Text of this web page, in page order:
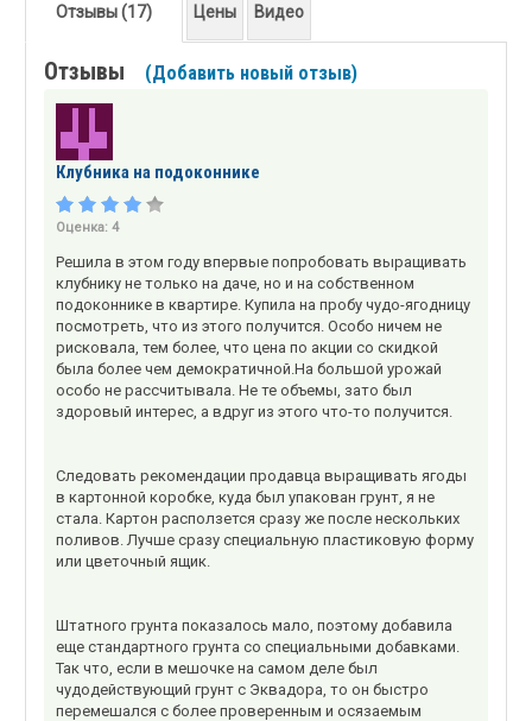
Отзывы (17) Цены Видео
Отзывы (Добавить новый отзыв)
Клубника на подоконнике
Оценка: 4
Решила в этом году впервые попробовать выращивать
клубнику не только на даче, но и на собственном
подоконнике в квартире. Купила на пробу чудо-ягодницу
посмотреть, что из этого получится. Особо ничем не
рисковала, тем более, что цена по акции со скидкой
была более чем демократичной.На большой урожай
особо не рассчитывала. Не те объемы, зато был
здоровый интерес, а вдруг из этого что-то получится.
Следовать рекомендации продавца выращивать ягоды
в картонной коробке, куда был упакован грунт, я не
стала. Картон расползется сразу же после нескольких
поливов. Лучше сразу специальную пластиковую форму
или цветочный ящик.
Штатного грунта показалось мало, поэтому добавила
еще стандартного грунта со специальными добавками.
Так что, если в мешочке на самом деле был
чудодействующий грунт с Эквадора, то он быстро
перемешался с более проверенным и осязаемым